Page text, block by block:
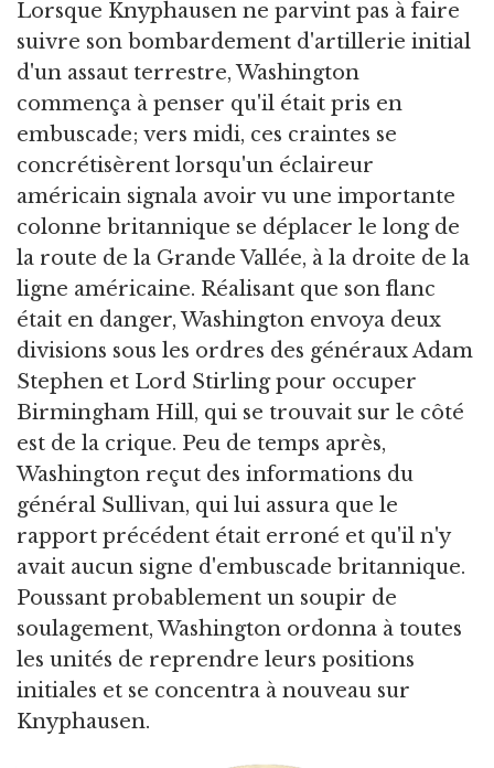
Lorsque Knyphausen ne parvint pas à faire
suivre son bombardement d'artillerie initial
d'un assaut terrestre, Washington
commença à penser qu'il était pris en
embuscade; vers midi, ces craintes se
concrétisèrent lorsqu'un éclaireur
américain signala avoir vu une importante
colonne britannique se déplacer le long de
la route de la Grande Vallée, à la droite de la
ligne américaine. Réalisant que son flanc
était en danger, Washington envoya deux
divisions sous les ordres des généraux Adam
Stephen et Lord Stirling pour occuper
Birmingham Hill, qui se trouvait sur le côté
est de la crique. Peu de temps après,
Washington reçut des informations du
général Sullivan, qui lui assura que le
rapport précédent était erroné et qu'il n'y
avait aucun signe d'embuscade britannique.
Poussant probablement un soupir de
soulagement, Washington ordonna à toutes
les unités de reprendre leurs positions
initiales et se concentra à nouveau sur
Knyphausen.